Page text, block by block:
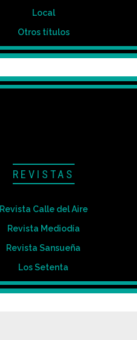
Local
Otros títulos
REVISTAS
Revista Calle del Aire
Revista Mediodía
Revista Sansueña
Los Setenta